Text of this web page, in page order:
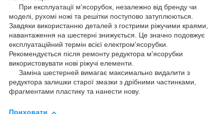
При експлуатації м'ясорубок, незалежно від бренду чи
моделі, рухомі ножі та решітки поступово затуплюються.
Завдяки використанню деталей з гострими ріжучими краями,
навантаження на шестерні знижується. Це значно подовжує
експлуатаційний термін всієї електром'ясорубки.
Рекомендується після ремонту редуктора м'ясорубки
використовувати нові ріжучі елементи.
Заміна шестерней вимагає максимально видалити з
редуктора залишки старої змазки з дрібними частинками,
фрагментами пластику та нанести нову.
Приховати